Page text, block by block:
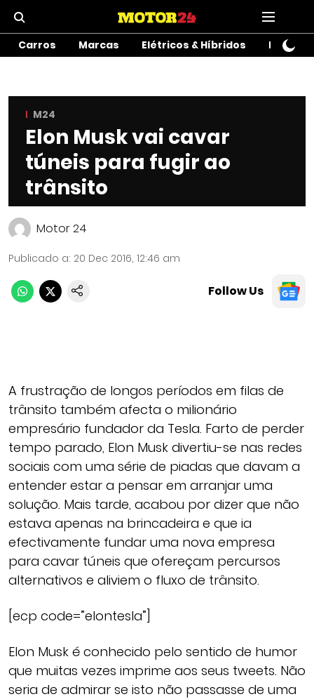
Carros Marcas Elétricos & Híbridos Motos
M24
Elon Musk vai cavar
túneis para fugir ao
trânsito
Motor 24
Publicado a: 20 Dec 2016, 12:46 am
Follow Us
A frustração de longos períodos em filas de
trânsito também afecta o milionário
empresário fundador da Tesla. Farto de perder
tempo parado, Elon Musk divertiu-se nas redes
sociais com uma série de piadas que davam a
entender estar a pensar em arranjar uma
solução. Mais tarde, acabou por dizer que não
estava apenas na brincadeira e que ia
efectivamente fundar uma nova empresa
para cavar túneis que ofereçam percursos
alternativos e aliviem o fluxo de trânsito.
[ecp code=”elontesla”]
Elon Musk é conhecido pelo sentido de humor
que muitas vezes imprime aos seus tweets. Não
seria de admirar se isto não passasse de uma